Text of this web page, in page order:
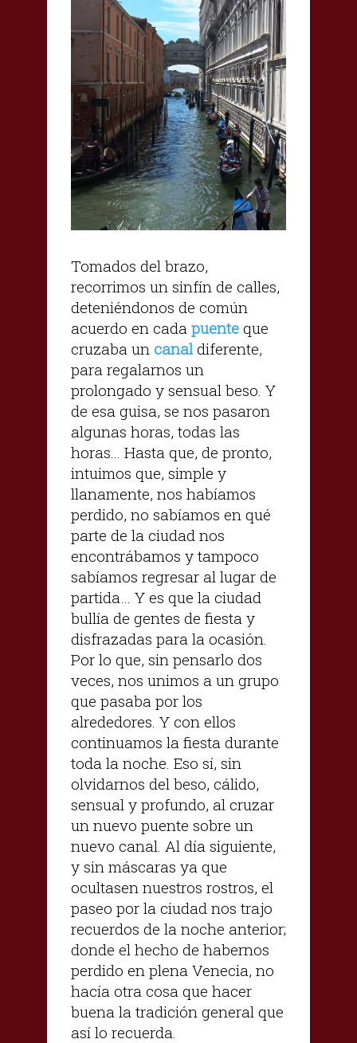
Tomados del brazo,
recorrimos un sinfín de calles,
deteniéndonos de común
acuerdo en cada puente que
cruzaba un canaldiferente,
para regalarnos un
prolongado y sensual beso. Y
de esa guisa, se nos pasaron
algunas horas, todas las
horas... Hasta que, de pronto,
intuimos que, simple y
llanamente, nos habíamos
perdido, no sabíamos en qué
parte de la ciudad nos
encontrábamos y tampoco
sabíamos regresar al lugar de
partida… Y es que la ciudad
bullía de gentes de fiesta y
disfrazadas para la ocasión.
Por lo que, sin pensarlo dos
veces, nos unimos a un grupo
que pasaba por los
alrededores. Y con ellos
continuamos la fiesta durante
toda la noche. Eso sí, sin
olvidarnos del beso, cálido,
sensual y profundo, al cruzar
un nuevo puente sobre un
nuevo canal. Al día siguiente,
y sin máscaras ya que
ocultasen nuestros rostros, el
paseo por la ciudad nos trajo
recuerdos de la noche anterior;
donde el hecho de habernos
perdido en plena Venecia, no
hacía otra cosa que hacer
buena la tradición general que
así lo recuerda.